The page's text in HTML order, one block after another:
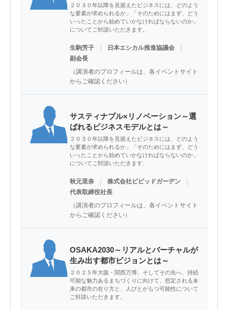
２０３０年以降を見据えたビジネスには、どのよう
な要素が求められるか」「そのためにはまず、どう
いったことから始めていかなければならないのか」
についてご対談いただきます。
生駒芳子 日本エシカル推進協議会
副会長
（講演者のプロフィールは、各イベントサイト
からご確認ください）
サスティナブル×リノベーション～選
ばれるビジネスモデルとは～
２０３０年以降を見据えたビジネスには、どのよう
な要素が求められるか」「そのためにはまず、どう
いったことから始めていかなければならないのか」
についてご対談いただきます。
秋元里奈 株式会社ビビッドガーデン
代表取締役社長
（講演者のプロフィールは、各イベントサイト
からご確認ください）
OSAKA2030～リアルとバーチャルが
生み出す都市ビジョンとは～
２０２５年大阪・関西万博、そしてその先へ、持続
可能な魅力あるまちづくりに向けて、想定される未
来の都市の在り方と、人びとがもつ可能性について
ご対談いただきます。